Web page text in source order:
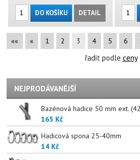
DO KOŠÍKU DETAIL
«« « 1 2 3 4 5 6
řadit podle ceny
NEJPRODÁVANĚJŠÍ
Bazénová hadice 50 mm ext.
165 Kč
Hadicová spona 25-40mm
14 Kč